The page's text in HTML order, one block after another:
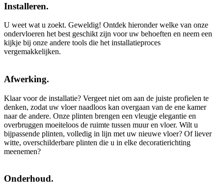
Installeren.
U weet wat u zoekt. Geweldig! Ontdek hieronder welke van onze
ondervloeren het best geschikt zijn voor uw behoeften en neem een
kijkje bij onze andere tools die het installatieproces
vergemakkelijken.
Afwerking.
Klaar voor de installatie? Vergeet niet om aan de juiste profielen te
denken, zodat uw vloer naadloos kan overgaan van de ene kamer
naar de andere. Onze plinten brengen een vleugje elegantie en
overbruggen moeiteloos de ruimte tussen muur en vloer. Wilt u
bijpassende plinten, volledig in lijn met uw nieuwe vloer? Of liever
witte, overschilderbare plinten die u in elke decoratierichting
meenemen?
Onderhoud.